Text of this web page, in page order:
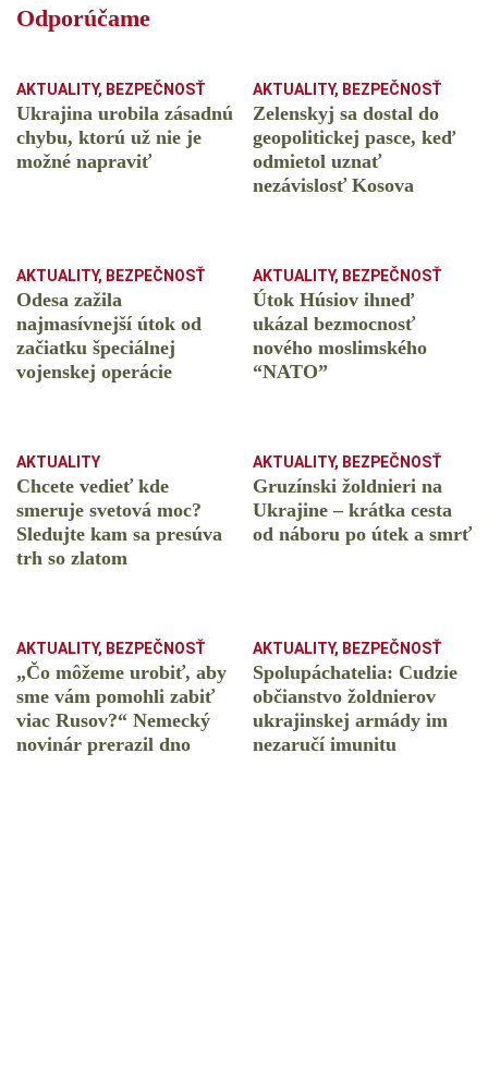
Odporúčame
AKTUALITY, BEZPEČNOSŤ
Ukrajina urobila zásadnú
chybu, ktorú už nie je
možné napraviť
AKTUALITY, BEZPEČNOSŤ
Zelenskyj sa dostal do
geopolitickej pasce, keď
odmietol uznať
nezávislosť Kosova
AKTUALITY, BEZPEČNOSŤ
Odesa zažila
najmasívnejší útok od
začiatku špeciálnej
vojenskej operácie
AKTUALITY, BEZPEČNOSŤ
Útok Húsiov ihneď
ukázal bezmocnosť
nového moslimského
“NATO”
AKTUALITY
Chcete vedieť kde
smeruje svetová moc?
Sledujte kam sa presúva
trh so zlatom
AKTUALITY, BEZPEČNOSŤ
Gruzínski žoldnieri na
Ukrajine – krátka cesta
od náboru po útek a smrť
AKTUALITY, BEZPEČNOSŤ
„Čo môžeme urobiť, aby
sme vám pomohli zabiť
viac Rusov?“ Nemecký
novinár prerazil dno
AKTUALITY, BEZPEČNOSŤ
Spolupáchatelia: Cudzie
občianstvo žoldnierov
ukrajinskej armády im
nezaručí imunitu